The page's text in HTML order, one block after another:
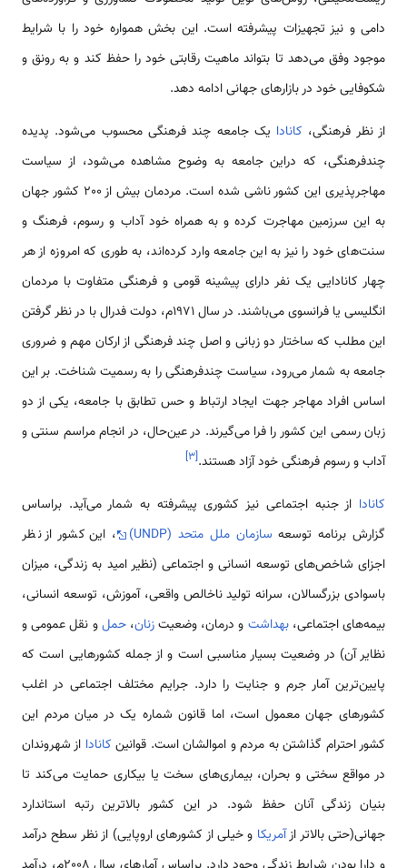
دامی و نیز تجهیزات پیشرفته است. این بخش همواره خود را با شرایط
موجود وفق می‌دهد تا بتواند ماهیت رقابتی خود را حفظ کند و به رونق و
شکوفایی خود در بازارهای جهانی ادامه دهد.
از نظر فرهنگی، كانادا یک جامعه چند فرهنگی محسوب می‌شود. پدیده
چند‌فرهنگی، که دراین جامعه به وضوح مشاهده می‌شود، از سیاست
مهاجر‌پذیری این کشور ناشی شده ‌است. مردمان بیش از 200 کشور جهان
به این سرزمین مهاجرت کرده و به همراه خود آداب و رسوم، فرهنگ و
سنت‌های خود را نیز به این جامعه وارد کرده‌‌اند، به طوری که امروزه از هر
چهار کانادایی یک نفر دارای پیشینه قومی و فرهنگی متفاوت با مردمان
انگلیسی یا فرانسوی می‌باشند. در سال 1971م، دولت فدرال با در نظر گرفتن
این مطلب که ساختار دو زبانی و اصل چند فرهنگی از ارکان مهم و ضروری
جامعه به شمار می‌رود، سیاست چندفرهنگی را به رسمیت شناخت. بر این
اساس افراد مهاجر جهت ایجاد ارتباط و حس تطابق با جامعه، یکی از دو
زبان رسمی این کشور را فرا ‌می‌گیرند. در عین‌حال، در انجام مراسم سنتی و
آداب و رسوم فرهنگی خود آزاد هستند.[۳]
كانادا از جنبه اجتماعی نیز كشوری پیشرفته به شمار می‌آید. براساس
گزارش برنامه توسعه سازمان ملل متحد (UNDP)
، این كشور از نظر
اجزای شاخص‌های توسعه انسانی و اجتماعی (نظیر امید به زندگی، میزان
باسوادی بزرگسالان، سرانه تولید ناخالص واقعی، آموزش، توسعه انسانی،
بیمه‌های اجتماعی،بهداشت و درمان، وضعیتزنان،حملو نقل عمومی و
نظایر آن) در وضعیت بسیار مناسبی است و از جمله کشورهایی است که
پایین‌ترین آمار جرم و جنایت را دارد. جرایم مختلف اجتماعی در اغلب
کشورهای جهان معمول است، اما قانون شماره یک در میان مردم این
كشور احترام گذاشتن به مردم و اموالشان است. قوانین كانادا از شهروندان
در مواقع سختی و بحران، بیماری‌های سخت یا بیكاری حمایت می‌کند تا
بنیان زندگی آنان حفظ شود. در این كشور بالاترین رتبه استاندارد
جهانی(حتی بالاتر ازآمریکا و خیلی از کشورهای اروپایی) از نظر سطح درآمد